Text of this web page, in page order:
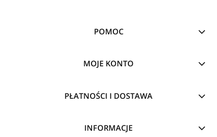
POMOC
MOJE KONTO
PŁATNOŚCI I DOSTAWA
INFORMACJE